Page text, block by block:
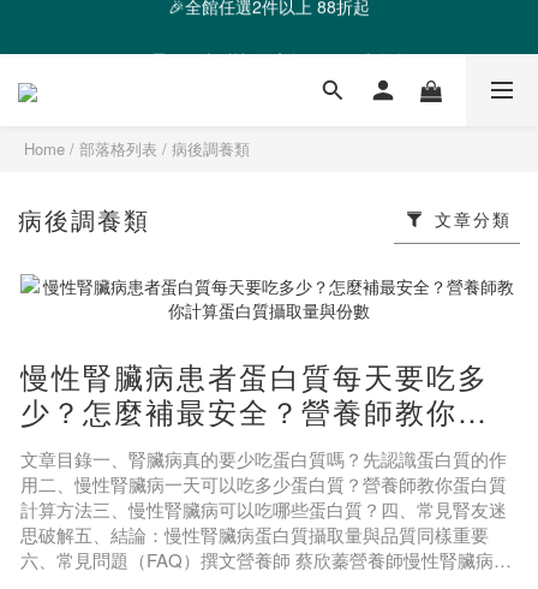
Home / 部落格列表 / 病後調養類
病後調養類 文章分類
慢性腎臟病患者蛋白質每天要吃多
少？怎麼補最安全？營養師教你計
算蛋白質攝取量與份數
文章目錄一、腎臟病真的要少吃蛋白質嗎？先認識蛋白質的作
用二、慢性腎臟病一天可以吃多少蛋白質？營養師教你蛋白質
計算方法三、慢性腎臟病可以吃哪些蛋白質？四、常見腎友迷
思破解五、結論：慢性腎臟病蛋白質攝取量與品質同樣重要
六、常見問題（FAQ）撰文營養師 蔡欣蓁營養師慢性腎臟病